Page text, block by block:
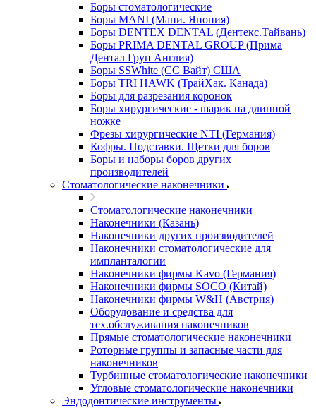
Боры стоматологические
Боры MANI (Мани. Япония)
Боры DENTEX DENTAL (Дентекс.Тайвань)
Боры PRIMA DENTAL GROUP (Прима
Дентал Груп Англия)
Боры SSWhite (СС Вайт) США
Боры TRI HAWK (ТрайХак. Канада)
Боры для разрезания коронок
Боры хирургические - шарик на длинной
ножке
Фрезы хирургические NTI (Германия)
Кофры. Подставки. Щетки для боров
Боры и наборы боров других
производителей
Стоматологические наконечники
Стоматологические наконечники
Наконечники (Казань)
Наконечники других производителей
Наконечники стоматологические для
импланталогии
Наконечники фирмы Kavo (Германия)
Наконечники фирмы SOCO (Китай)
Наконечники фирмы W&H (Австрия)
Оборудование и средства для
тех.обслуживания наконечников
Прямые стоматологические наконечники
Роторные группы и запасные части для
наконечников
Турбинные стоматологические наконечники
Угловые стоматологические наконечники
Эндодонтические инструменты